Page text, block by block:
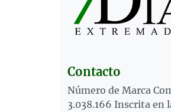
Contacto
Número de Marca
3.038.166 Inscrita en